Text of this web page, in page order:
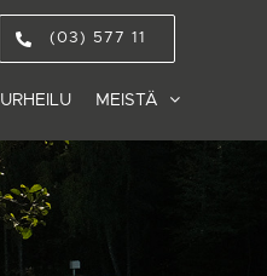
(03) 577 11
URHEILU MEISTÄ